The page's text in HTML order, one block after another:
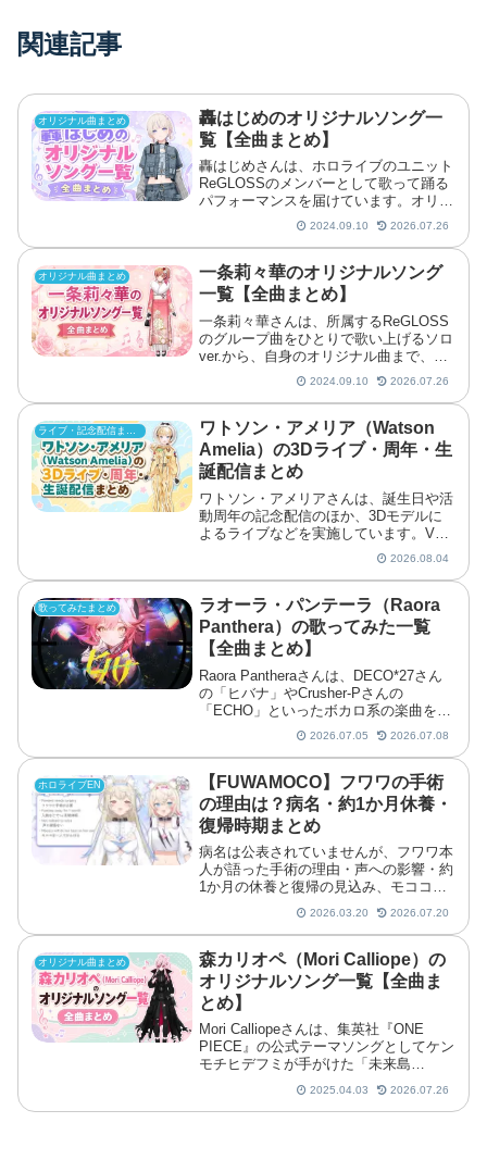
関連記事
オリジナル曲まとめ
轟はじめのオリジナルソング一
覧【全曲まとめ】
轟はじめさんは、ホロライブのユニット
ReGLOSSのメンバーとして歌って踊る
パフォーマンスを届けています。オリジ
ナル曲ではポップなナンバーを軸に歌
い、自ら作詞や振付を手がけることも珍
しくありません。この記事では、はじめ
さんがこれまでに発表し
2024.09.10 2026.07.26
オリジナル曲まとめ
一条莉々華のオリジナルソング
一覧【全曲まとめ】
一条莉々華さんは、所属するReGLOSS
のグループ曲をひとりで歌い上げるソロ
ver.から、自身のオリジナル曲まで、さ
まざまな楽曲で歌声を届けてきました。
デビュー1周年を記念して初のオリジナ
ル曲を公開し、その後も作詞・作曲・編
曲に多彩なクリ
2024.09.10 2026.07.26
ライブ・記念配信まとめ
ワトソン・アメリア（Watson
Amelia）の3Dライブ・周年・生
誕配信まとめ
ワトソン・アメリアさんは、誕生日や活
動周年の記念配信のほか、3Dモデルに
よるライブなどを実施しています。VR
空間からの配信やウエスタン風の3D新
衣装でのパフォーマンスなど、各回で工
夫を凝らした企画が披露されました。
2026.08.04
歌ってみたまとめ
ラオーラ・パンテーラ（Raora
Panthera）の歌ってみた一覧
【全曲まとめ】
Raora Pantheraさんは、DECO*27さん
の「ヒバナ」やCrusher-Pさんの
「ECHO」といったボカロ系の楽曲をカ
バーしてきました。2026.07.05 2026.07.08
ホロライブEN
【FUWAMOCO】フワワの手術
の理由は？病名・約1か月休養・
復帰時期まとめ
病名は公表されていませんが、フワワ本
人が語った手術の理由・声への影響・約
1か月の休養と復帰の見込み、モココの
単独配信までまとめました。
2026.03.20 2026.07.20
オリジナル曲まとめ
森カリオペ（Mori Calliope）の
オリジナルソング一覧【全曲ま
とめ】
Mori Calliopeさんは、集英社『ONE
PIECE』の公式テーマソングとしてケン
モチヒデフミが手がけた「未来島
~Future Island~」や、TAKU INOUEと
のコラボ曲「Yona Yona Journey」など
をリリー
2025.04.03 2026.07.26